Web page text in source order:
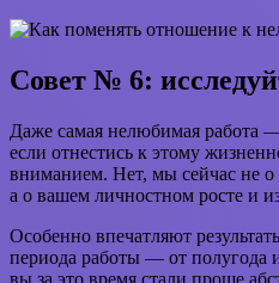
Совет № 6:
Даже самая нелюбимая работа
если отнестись к этому
вниманием. Нет, мы сейчас не
а о вашем личностном росте и
Особенно впечатляют
периода работы — от полугода
вы за это время стали проще